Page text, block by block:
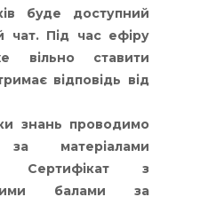
буде доступний
чат. Під час ефіру
вільно ставити
відповідь від
знань проводимо
за матеріалами
Сертифікат з
балами за